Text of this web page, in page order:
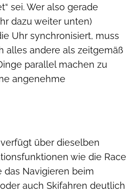
sei. Wer also gerade
dazu weiter unten)
Uhr synchronisiert, muss
alles andere als zeitgemäß
parallel machen zu
angenehme
über dieselben
wie die Race
das Navigieren beim
auch Skifahren deutlich